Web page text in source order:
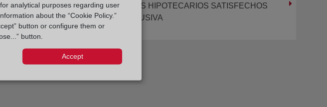
RESTITUCIÓN DE LOS GASTOS HIPOTECARIOS SATISFECHOS
EN VIRTUD DE CLÁUSULA ABUSIVA
analytical purposes regarding user
about the “Cookie Policy.”
button or configure them or
button.
Accept